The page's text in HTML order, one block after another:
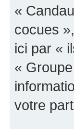
«
cocues
ici par «
«
votre